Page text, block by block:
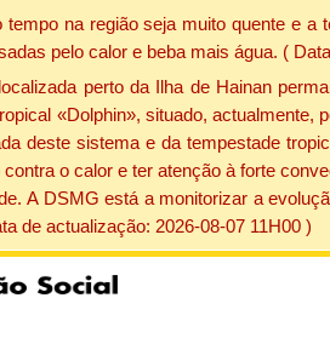
na região seja muito quente e
pelo calor e beba mais água. (
perto da Ilha de Hainan
«Dolphin», situado,
deste sistema e da tempestade
o calor e ter atenção à forte
A DSMG está a monitorizar a
de actualização: 2026-08-07 11H00 )